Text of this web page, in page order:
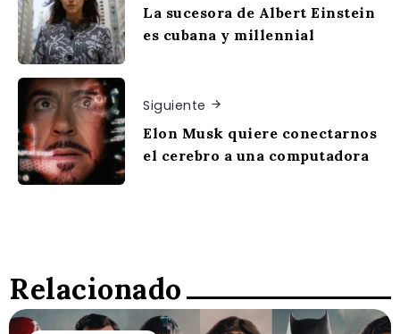
La sucesora de Albert Einstein
es cubana y millennial
Siguiente
Elon Musk quiere conectarnos
el cerebro a una computadora
Relacionado